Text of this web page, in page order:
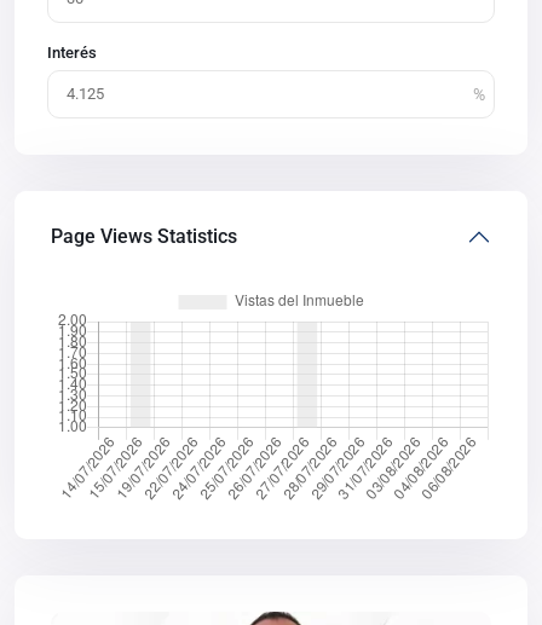
Interés
Page Views Statistics